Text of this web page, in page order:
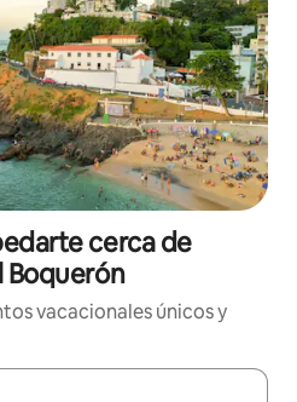
cerca de
Boquerón
vacacionales únicos y